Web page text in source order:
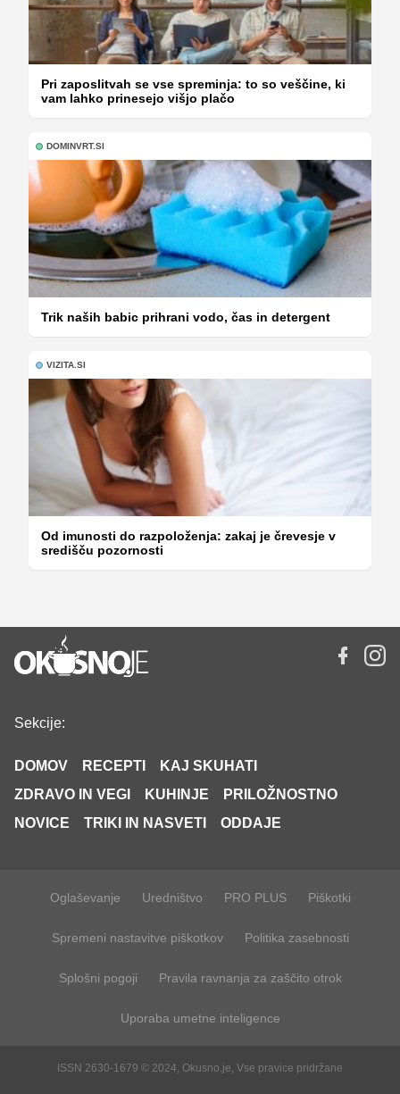
Pri zaposlitvah se vse spreminja: to so veščine, ki
vam lahko prinesejo višjo plačo
DOMINVRT.SI
Trik naših babic prihrani vodo, čas in detergent
VIZITA.SI
Od imunosti do razpoloženja: zakaj je črevesje v
središču pozornosti
Sekcije:
DOMOV RECEPTI
KAJ SKUHATI
ZDRAVO IN VEGI
KUHINJE
PRILOŽNOSTNO
NOVICE
TRIKI IN NASVETI ODDAJE
Oglaševanje Uredništvo PRO PLUS Piškotki
Spremeni nastavitve piškotkov Politika zasebnosti
Splošni pogoji Pravila ravnanja za zaščito otrok
Uporaba umetne inteligence
ISSN 2630-1679 © 2024, Okusno.je, Vse pravice pridržane